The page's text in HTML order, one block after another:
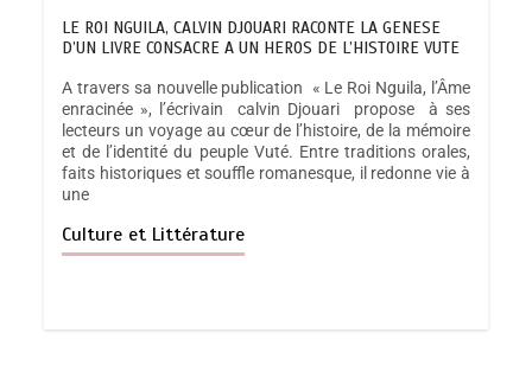
LE ROI NGUILA, CALVIN DJOUARI RACONTE LA GENESE
D’UN LIVRE CONSACRE A UN HEROS DE L’HISTOIRE VUTE
A travers sa nouvelle publication « Le Roi Nguila, l’Âme
enracinée », l’écrivain calvin Djouari propose à ses
lecteurs un voyage au cœur de l’histoire, de la mémoire
et de l’identité du peuple Vuté. Entre traditions orales,
faits historiques et souffle romanesque, il redonne vie à
une
Culture et Littérature